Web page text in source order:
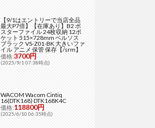
【9/1はエントリーで当店全品
最大P7倍】【在庫あり】B2 ポ
スターファイル 24枚収納 12ポ
ケット 515×728mm ベルソス
ブラック VS-Z01-BK 大きいファ
イル アニメ 保管 保存【/srm】
価格:3700円
(2025/9/1 07:38時点)
WACOM Wacom Cintiq
16(DTK168) DTK168K4C
価格:118800円
(2025/6/10 06:35時点)